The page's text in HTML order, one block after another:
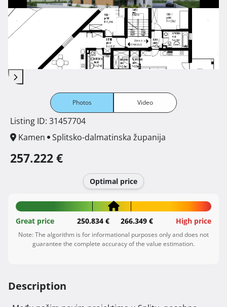
Photos Video
Listing ID: 31457704
Kamen
Splitsko-dalmatinska županija
257.222 €
Optimal price
Great price 250.834 € 266.349 € High price
Note: The algorithm is for informational purposes only and does not
guarantee the complete accuracy of the value estimation.
Description